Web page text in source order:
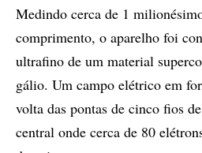
Medindo cerca de 1
comprimento, o aparelho foi
ultrafino de um material
gálio. Um campo elétrico em
volta das pontas de cinco fios
central onde cerca de 80